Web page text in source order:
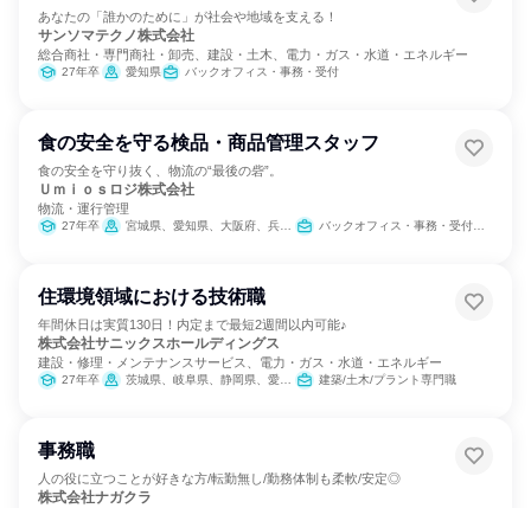
あなたの「誰かのために」が社会や地域を支える！
サンソマテクノ株式会社
総合商社・専門商社・卸売、建設・土木、電力・ガス・水道・エネルギー
27年卒 愛知県 バックオフィス・事務・受付
食の安全を守る検品・商品管理スタッフ
食の安全を守り抜く、物流の“最後の砦”。
Ｕｍｉｏｓロジ株式会社
物流・運行管理
27年卒 宮城県、愛知県、大阪府、兵庫県、山口県、福岡県、佐賀県、長崎県、熊本県、鹿児島県 バックオフィス・事務・受付、SCM/生産管理/購買/物流、製造・生産工程
住環境領域における技術職
年間休日は実質130日！内定まで最短2週間以内可能♪
株式会社サニックスホールディングス
建設・修理・メンテナンスサービス、電力・ガス・水道・エネルギー
27年卒 茨城県、岐阜県、静岡県、愛知県、京都府、大阪府、兵庫県、奈良県 建築/土木/プラント専門職
事務職
人の役に立つことが好きな方/転勤無し/勤務体制も柔軟/安定◎
株式会社ナガクラ